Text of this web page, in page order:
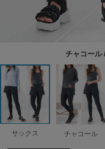
チャコール
サックス チャコール